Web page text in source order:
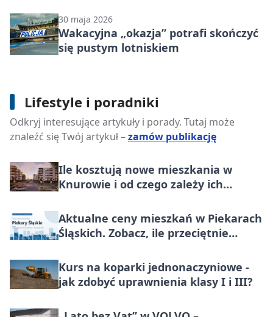
30 maja 2026
Wakacyjna „okazja” potrafi skończyć
się pustym lotniskiem
Lifestyle i poradniki
Odkryj interesujące artykuły i porady. Tutaj może
znaleźć się Twój artykuł –zamów publikację
Czy gotowe posiłki pomagają łatwiej
trzymać się założeń diety przez
dłuższy czas?
Ile kosztują nowe mieszkania w
Knurowie i od czego zależy ich
Aktualne ceny mieszkań w Piekarach
Śląskich. Zobacz, ile przeciętnie
końca lipca 2026
Kurs na koparki jednonaczyniowe -
jak zdobyć uprawnienia klasy I i III?